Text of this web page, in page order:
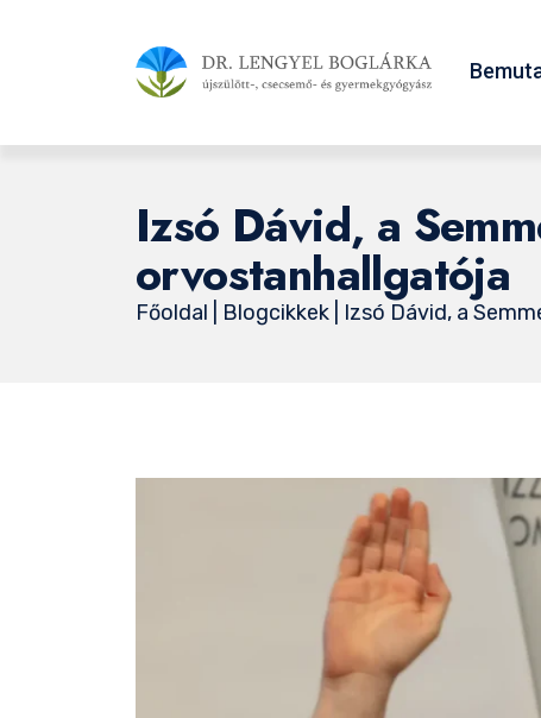
Izsó Dávid, a
orvostanhallgatója
Főoldal Blogcikkek | Izsó Dávid, a